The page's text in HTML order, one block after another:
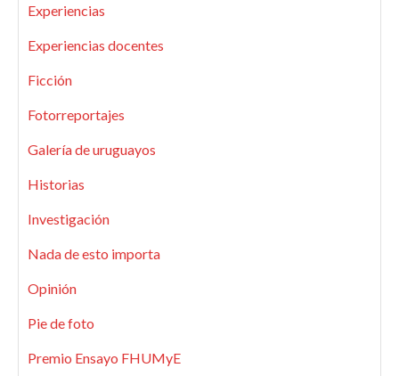
Experiencias
Experiencias docentes
Ficción
Fotorreportajes
Galería de uruguayos
Historias
Investigación
Nada de esto importa
Opinión
Pie de foto
Premio Ensayo FHUMyE